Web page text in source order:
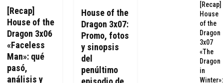
[Recap]
House of the
Dragon 3x06
«Faceless
Man»: qué
pasó,
análisis y
House of the
Dragon 3x07:
Promo, fotos
y sinopsis
del
penúltimo
[Recap]
House
of the
Dragon
3x07
«The
Dragon
in
Winter»: